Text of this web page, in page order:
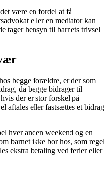
være en fordel at få
eller en mediator kan
tager hensyn til barnets trivsel
begge forældre, er der som
da begge bidrager til
der er stor forskel på
aftales eller fastsættes et bidrag
hver anden weekend og en
barnet ikke bor hos, som regel
ekstra betaling ved ferier eller